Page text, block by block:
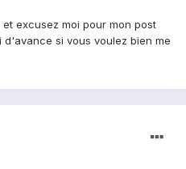
excusez moi pour mon post
si vous voulez bien me